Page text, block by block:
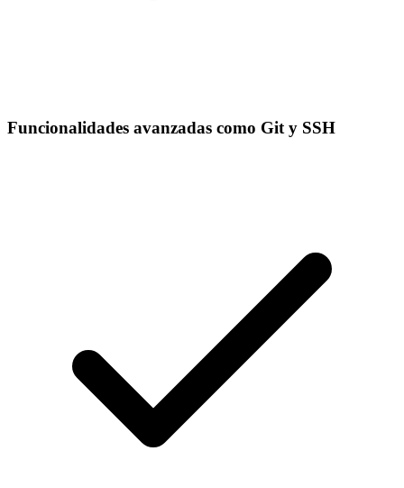
Funcionalidades avanzadas como Git y SSH